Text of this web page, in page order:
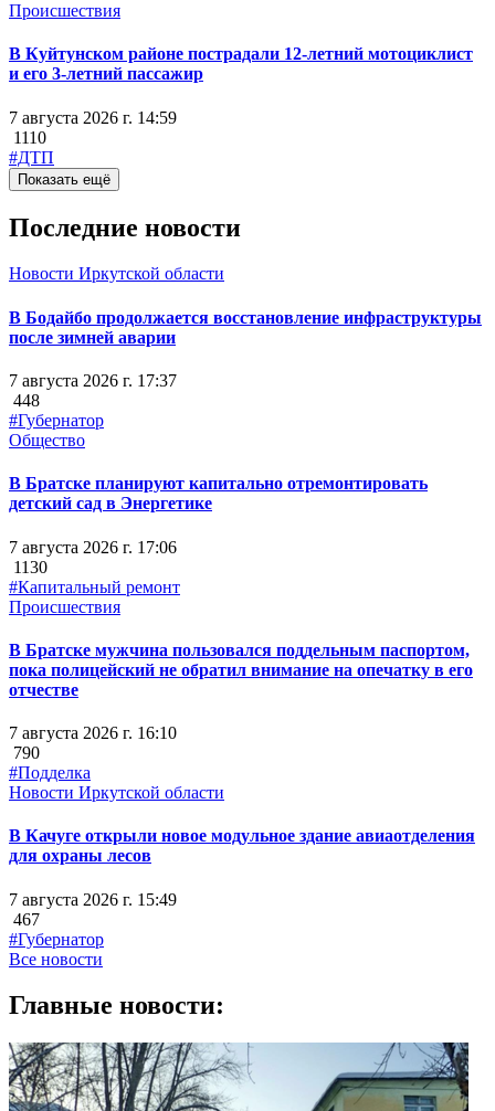
Происшествия
В Куйтунском районе пострадали 12-летний мотоциклист
и его 3-летний пассажир
7 августа 2026 г. 14:59
1110
#ДТП
Показать ещё
Последние новости
Новости Иркутской области
В Бодайбо продолжается восстановление инфраструктуры
после зимней аварии
7 августа 2026 г. 17:37
448
#Губернатор
Общество
В Братске планируют капитально отремонтировать
детский сад в Энергетике
7 августа 2026 г. 17:06
1130
#Капитальный ремонт
Происшествия
В Братске мужчина пользовался поддельным паспортом,
пока полицейский не обратил внимание на опечатку в его
отчестве
7 августа 2026 г. 16:10
790
#Подделка
Новости Иркутской области
В Качуге открыли новое модульное здание авиаотделения
для охраны лесов
7 августа 2026 г. 15:49
467
#Губернатор
Все новости
Главные новости: